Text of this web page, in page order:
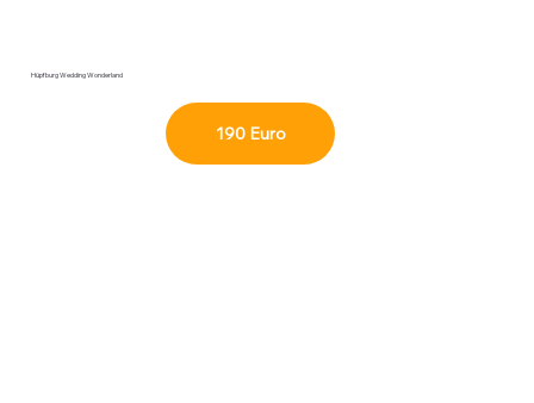
Hüpfburg Wedding Wonderland
190 Euro